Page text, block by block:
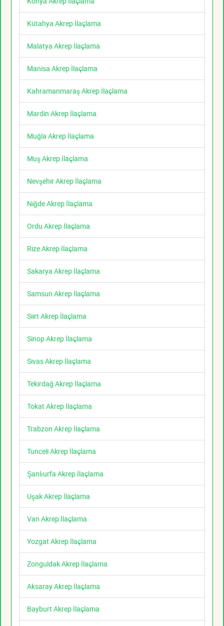
Kütahya Akrep İlaçlama
Malatya Akrep İlaçlama
Manisa Akrep İlaçlama
Kahramanmaraş Akrep İlaçlama
Mardin Akrep İlaçlama
Muğla Akrep İlaçlama
Muş Akrep İlaçlama
Nevşehir Akrep İlaçlama
Niğde Akrep İlaçlama
Ordu Akrep İlaçlama
Rize Akrep İlaçlama
Sakarya Akrep İlaçlama
Samsun Akrep İlaçlama
Siirt Akrep İlaçlama
Sinop Akrep İlaçlama
Sivas Akrep İlaçlama
Tekirdağ Akrep İlaçlama
Tokat Akrep İlaçlama
Trabzon Akrep İlaçlama
Tunceli Akrep İlaçlama
Şanlıurfa Akrep İlaçlama
Uşak Akrep İlaçlama
Van Akrep İlaçlama
Yozgat Akrep İlaçlama
Zonguldak Akrep İlaçlama
Aksaray Akrep İlaçlama
Bayburt Akrep İlaçlama